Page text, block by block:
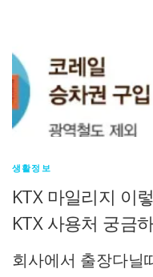
생활정보
KTX 마일리지 이
KTX 사용처 궁금
회사에서 출장다닐